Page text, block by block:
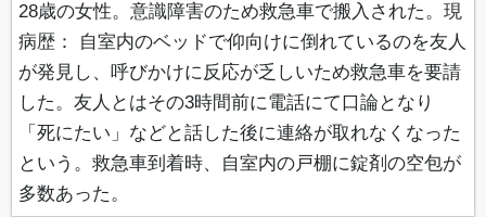
28歳の女性。意識障害のため救急車で搬入された。現
病歴： 自室内のベッドで仰向けに倒れているのを友人
が発見し、呼びかけに反応が乏しいため救急車を要請
した。友人とはその3時間前に電話にて口論となり
「死にたい」などと話した後に連絡が取れなくなった
という。救急車到着時、自室内の戸棚に錠剤の空包が
多数あった。